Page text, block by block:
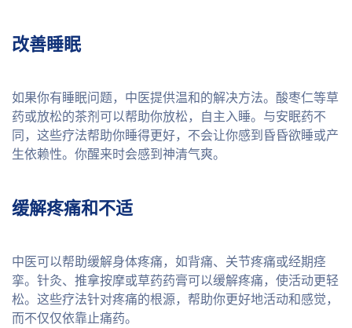
改善睡眠
如果你有睡眠问题，中医提供温和的解决方法。酸枣仁等草
药或放松的茶剂可以帮助你放松，自主入睡。与安眠药不
同，这些疗法帮助你睡得更好，不会让你感到昏昏欲睡或产
生依赖性。你醒来时会感到神清气爽。
缓解疼痛和不适
中医可以帮助缓解身体疼痛，如背痛、关节疼痛或经期痉
挛。针灸、推拿按摩或草药药膏可以缓解疼痛，使活动更轻
松。这些疗法针对疼痛的根源，帮助你更好地活动和感觉，
而不仅仅依靠止痛药。